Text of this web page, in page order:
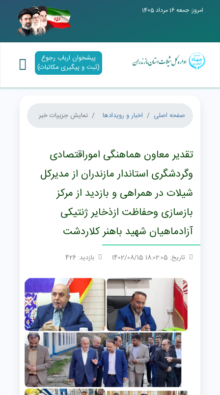
امروز: جمعه 16 مرداد 1405
پیشخوان ارباب رجوع
(ثبت و پیگیری مکاتبات)
صفحه اصلی اخبار و رویدادها نمایش جزییات خبر
تقدیر معاون هماهنگی اموراقتصادی
وگردشگری استاندار مازندران از مدیرکل
شیلات در همراهی و بازدید از مرکز
بازسازی وحفاظت ازذخایر ژنتیکی
آزادماهیان شهید باهنر کلاردشت
تاریخ: 18:02:05 1402/08/15 بازدید: 426